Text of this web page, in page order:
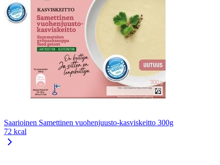
Saarioinen Samettinen vuohenjuusto-kasviskeitto 300g
72 kcal